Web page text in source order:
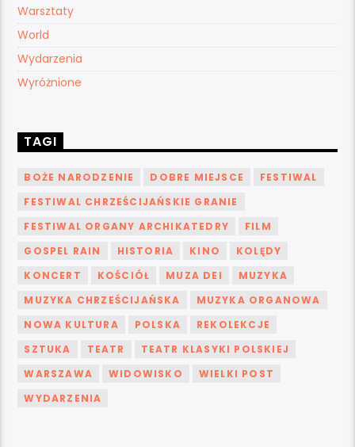
Warsztaty
World
Wydarzenia
Wyróżnione
TAGI
BOŻE NARODZENIE DOBRE MIEJSCE
FESTIWAL
FESTIWAL CHRZEŚCIJAŃSKIE GRANIE
FESTIWAL ORGANY ARCHIKATEDRY
FILM
GOSPEL RAIN
HISTORIA KINO
KOLĘDY
KONCERT
KOŚCIÓŁ MUZA DEI
MUZYKA
MUZYKA CHRZEŚCIJAŃSKA
MUZYKA ORGANOWA
NOWA KULTURA
POLSKA
REKOLEKCJE
SZTUKA
TEATR
TEATR KLASYKI POLSKIEJ
WARSZAWA
WIDOWISKO
WIELKI POST
WYDARZENIA